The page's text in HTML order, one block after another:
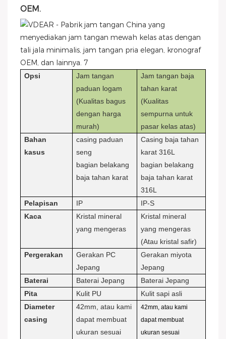
OEM.
Opsi
Jam tangan
paduan logam
(Kualitas bagus
dengan harga
murah)
Jam tangan baja
tahan karat
(Kualitas
sempurna untuk
pasar kelas atas)
Bahan
kasus
casing paduan
seng
bagian belakang
baja tahan karat
Casing baja tahan
karat 316L
bagian belakang
baja tahan karat
316L
Pelapisan
IP
IP-S
Kaca
Kristal mineral
yang mengeras
Kristal mineral
yang mengeras
(Atau kristal safir)
Pergerakan
Gerakan PC
Jepang
Gerakan miyota
Jepang
Baterai
Baterai Jepang
Baterai Jepang
Pita
Kulit PU
Kulit sapi asli
Diameter
casing
42mm, atau kami
dapat membuat
ukuran sesuai
42mm, atau kami
dapat membuat
ukuran sesuai